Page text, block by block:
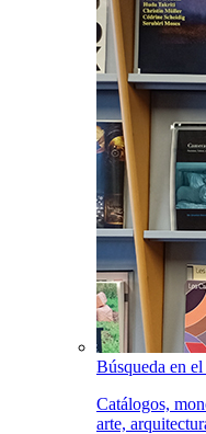
Búsqueda en
Catálogos,
arte,